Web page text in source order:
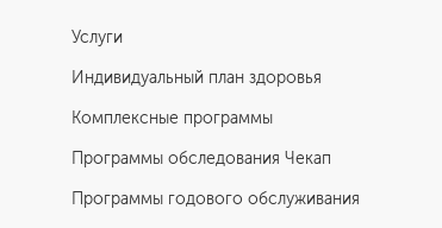
Услуги
Индивидуальный план здоровья
Комплексные программы
Программы обследования Чекап
Программы годового обслуживания